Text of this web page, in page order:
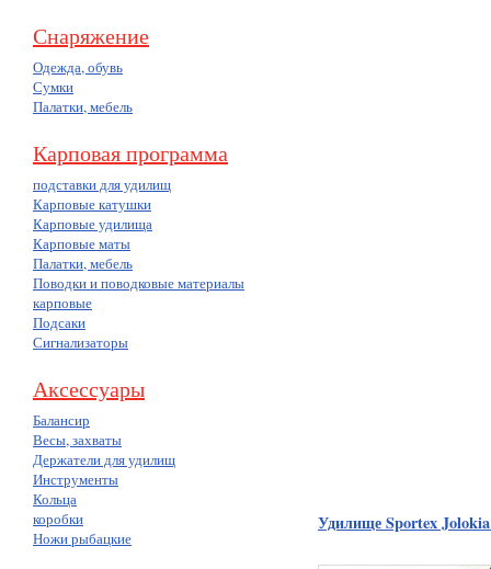
Снаряжение
Одежда, обувь
Сумки
Палатки, мебель
Карповая программа
подставки для удилищ
Карповые катушки
Карповые удилища
Карповые маты
Палатки, мебель
Поводки и поводковые материалы
карповые
Подсаки
Сигнализаторы
Аксессуары
Балансир
Весы, захваты
Держатели для удилищ
Инструменты
Кольца
коробки
Ножи рыбацкие
Удилище Sportex